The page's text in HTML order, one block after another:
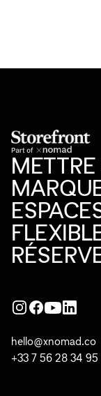
hello@xnomad.co
+33 7 56 28 34 95